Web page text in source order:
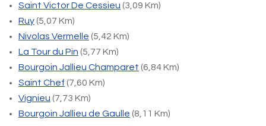
Saint Victor De Cessieu (3,09 Km)
Ruy(5,07 Km)
Nivolas Vermelle (5,42 Km)
La Tour du Pin (5,77 Km)
Bourgoin Jallieu Champaret (6,84 Km)
Saint Chef (7,60 Km)
Vignieu (7,73 Km)
Bourgoin Jallieu de Gaulle (8,11 Km)